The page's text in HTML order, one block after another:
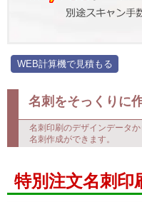
WEB計算機で見積もる
名刺をそっくりに
名刺印刷のデザインデータ
名刺作成ができます。
特別注文名刺印